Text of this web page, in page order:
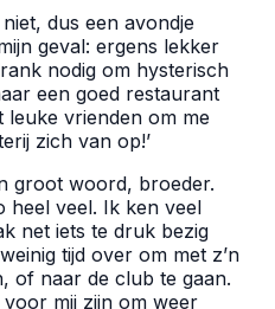
dus een avondje
geval: ergens lekker
nodig om hysterisch
een goed restaurant
leuke vrienden om me
zich van op!’
groot woord, broeder.
heel veel. Ik ken veel
net iets te druk bezig
tijd over om met z’n
of naar de club te gaan.
mij zijn om weer